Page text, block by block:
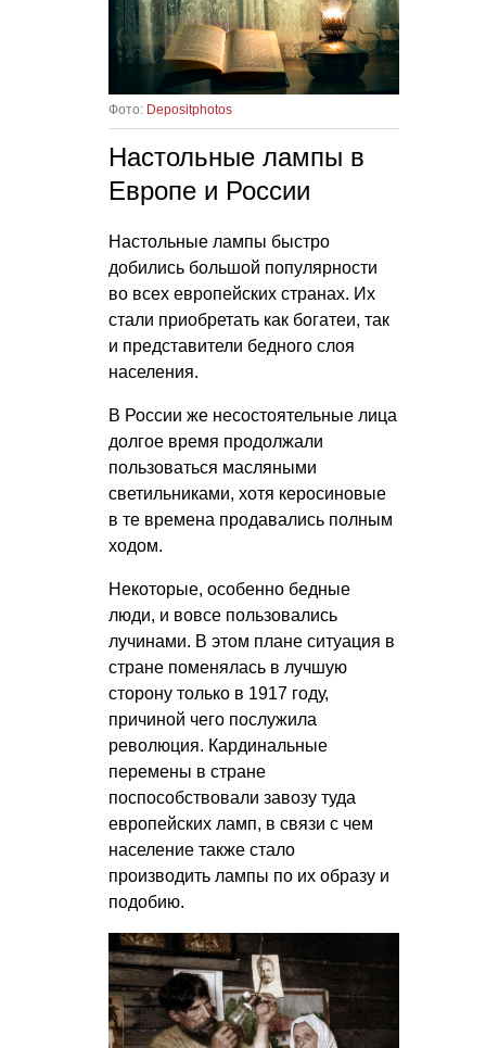
Фото: Depositphotos
Настольные лампы в
Европе и России
Настольные лампы быстро
добились большой популярности
во всех европейских странах. Их
стали приобретать как богатеи, так
и представители бедного слоя
населения.
В России же несостоятельные лица
долгое время продолжали
пользоваться масляными
светильниками, хотя керосиновые
в те времена продавались полным
ходом.
Некоторые, особенно бедные
люди, и вовсе пользовались
лучинами. В этом плане ситуация в
стране поменялась в лучшую
сторону только в 1917 году,
причиной чего послужила
революция. Кардинальные
перемены в стране
поспособствовали завозу туда
европейских ламп, в связи с чем
население также стало
производить лампы по их образу и
подобию.